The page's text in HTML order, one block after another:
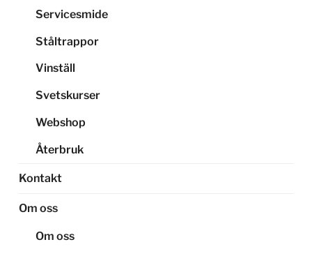
Servicesmide
Ståltrappor
Vinställ
Svetskurser
Webshop
Återbruk
Kontakt
Om oss
Om oss